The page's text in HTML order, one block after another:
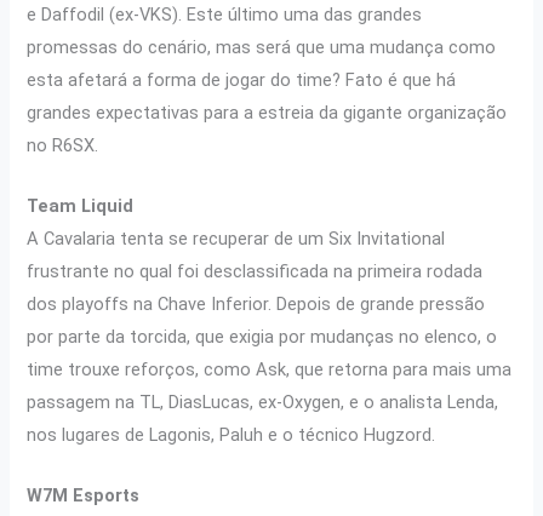
e Daffodil (ex-VKS). Este último uma das grandes
promessas do cenário, mas será que uma mudança como
esta afetará a forma de jogar do time? Fato é que há
grandes expectativas para a estreia da gigante organização
no R6SX.
Team Liquid
A Cavalaria tenta se recuperar de um Six Invitational
frustrante no qual foi desclassificada na primeira rodada
dos playoffs na Chave Inferior. Depois de grande pressão
por parte da torcida, que exigia por mudanças no elenco, o
time trouxe reforços, como Ask, que retorna para mais uma
passagem na TL, DiasLucas, ex-Oxygen, e o analista Lenda,
nos lugares de Lagonis, Paluh e o técnico Hugzord.
W7M Esports